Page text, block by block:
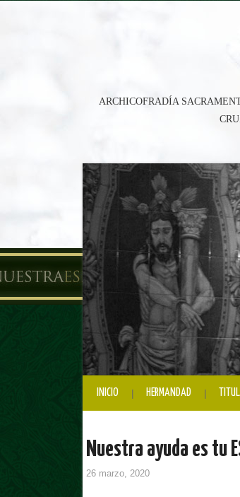
ARCHICOFRADÍA
INICIO HERMANDAD
Nuestra ayuda es tu
26 marzo, 2020